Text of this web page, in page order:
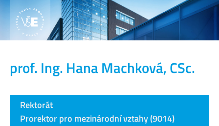
prof. Ing. Hana Machková, CSc.
Rektorát
Prorektor pro mezinárodní vztahy (9014)